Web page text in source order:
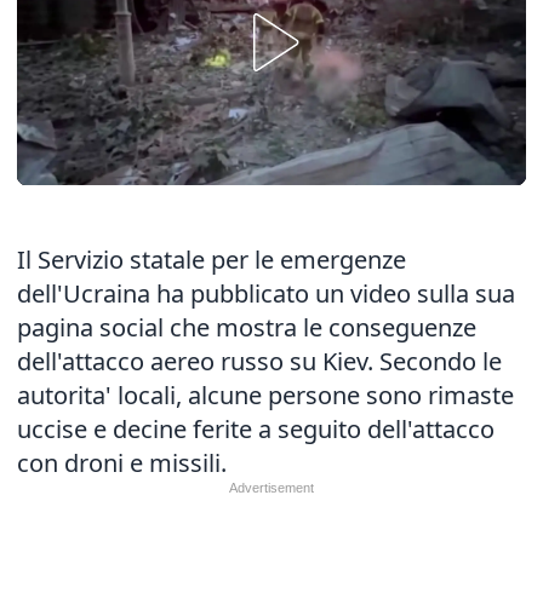
Il Servizio statale per le emergenze
dell'Ucraina ha pubblicato un video sulla sua
pagina social che mostra le conseguenze
dell'attacco aereo russo su Kiev. Secondo le
autorita' locali, alcune persone sono rimaste
uccise e decine ferite a seguito dell'attacco
con droni e missili.